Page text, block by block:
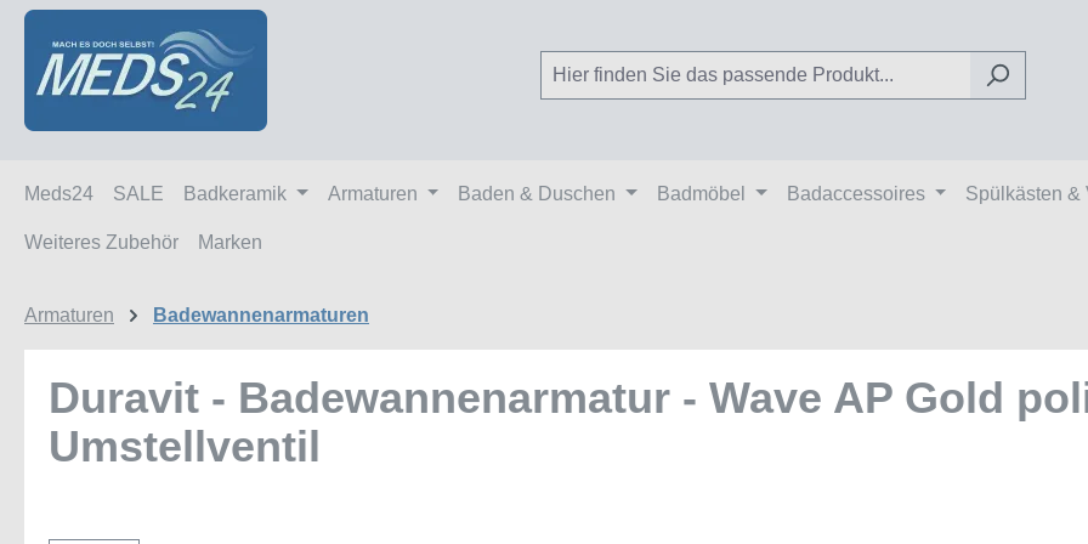
Hauptinhalt springen
Zur Suche springen
Zur Hauptnavigation springen
Meds24 SALE Badkeramik Armaturen Baden & Duschen Badmöbel Badaccessoires Spülkästen &
Weiteres Zubehör Marken
Armaturen Badewannenarmaturen
Duravit - Badewannenarmatur - Wave AP Gold
Umstellventil